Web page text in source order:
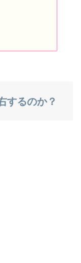
するのか？